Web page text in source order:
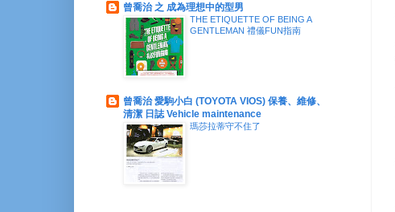
曾喬治 之 成為理想中的型男
THE ETIQUETTE OF BEING A
GENTLEMAN 禮儀FUN指南
曾喬治 愛駒小白 (TOYOTA VIOS) 保養、維修、
清潔 日誌 Vehicle maintenance
瑪莎拉蒂守不住了